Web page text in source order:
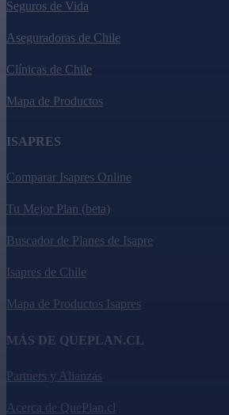
Seguros de Vida
Aseguradoras de Chile
Clínicas de Chile
Mapa de Productos
ISAPRES
Comparar Isapres Online
Tu Mejor Plan (beta)
Buscador de Planes de Isapre
Isapres de Chile
Mapa de Productos Isapres
MÁS DE QUEPLAN.CL
Partners y Alianzas
Acerca de QuePlan.cl